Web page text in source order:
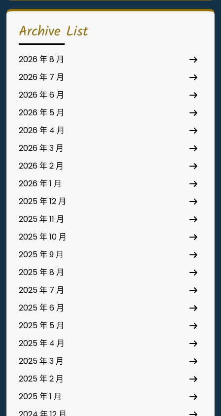
Archive List
2026 年 8 月
2026 年 7 月
2026 年 6 月
2026 年 5 月
2026 年 4 月
2026 年 3 月
2026 年 2 月
2026 年 1 月
2025 年 12 月
2025 年 11 月
2025 年 10 月
2025 年 9 月
2025 年 8 月
2025 年 7 月
2025 年 6 月
2025 年 5 月
2025 年 4 月
2025 年 3 月
2025 年 2 月
2025 年 1 月